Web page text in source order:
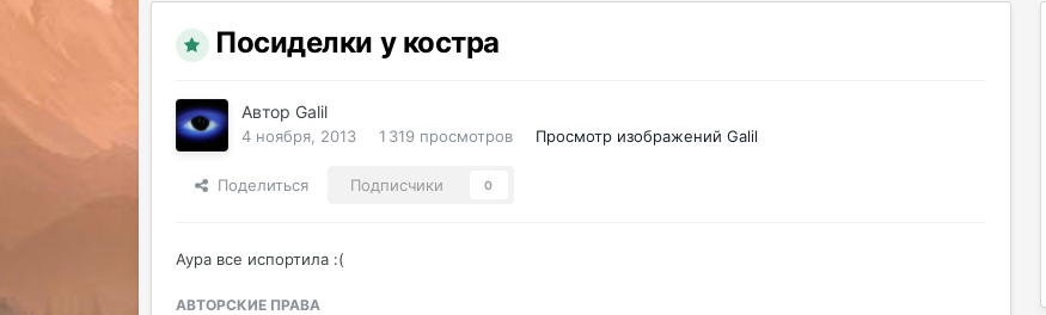
Посиделки у костра
Автор Galil
4 ноября, 2013 1 319 просмотров Просмотр изображений Galil
Поделиться Подписчики 0
Аура все испортила :(
АВТОРСКИЕ ПРАВА